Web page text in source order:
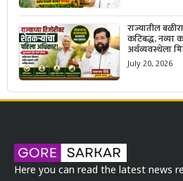
राज्यातील
कटिबद्ध, नव्या
अर्थव्यवस्थेला
July 20, 2026
Here you can read the latest news